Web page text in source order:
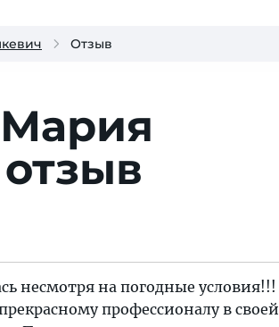
Отзыв
несмотря на погодные условия!!!
профессионалу в своей